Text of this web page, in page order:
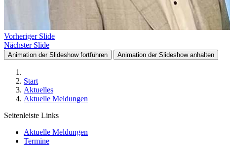
Vorheriger Slide
Nächster Slide
Animation der Slideshow fortführen Animation der Slideshow anhalten
Start
Aktuelles
Aktuelle Meldungen
Seitenleiste Links
Aktuelle Meldungen
Termine